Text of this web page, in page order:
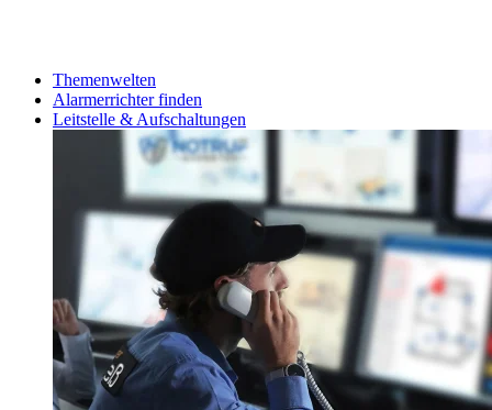
Themenwelten
Alarmerrichter finden
Leitstelle & Aufschaltungen